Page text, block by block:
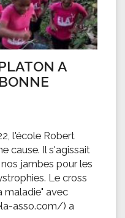
A
l'école Robert
cause. Il s'agissait
jambes pour les
Le cross
maladie" avec
asso.com/) a